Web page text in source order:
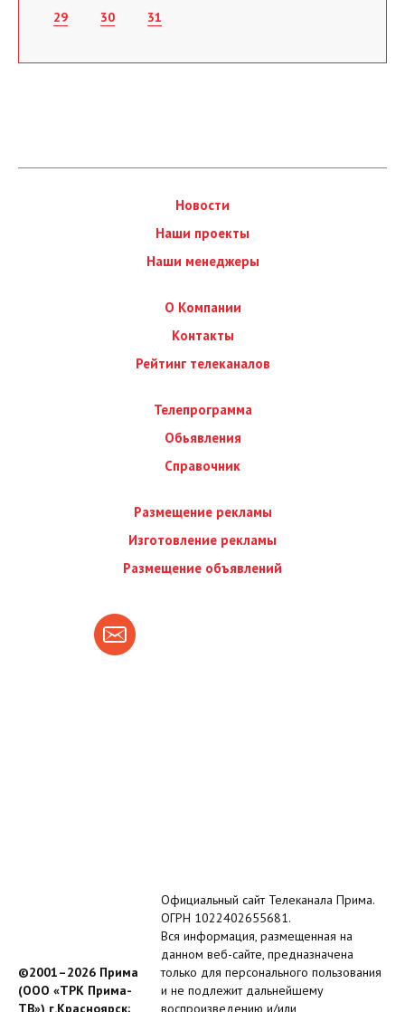
29 30 31
Новости
Наши проекты
Наши менеджеры
О Компании
Контакты
Рейтинг телеканалов
Телепрограмма
Обьявления
Справочник
Размещение рекламы
Изготовление рекламы
Размещение объявлений
©2001–2026 Прима
(ООО «ТРК Прима-
ТВ») г.Красноярск;
Официальный сайт Телеканала Прима.
ОГРН 1022402655681.
Вся информация, размещенная на
данном веб-сайте, предназначена
только для персонального пользования
и не подлежит дальнейшему
воспроизведению и/или